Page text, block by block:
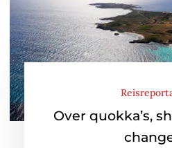
Over quokka’s,